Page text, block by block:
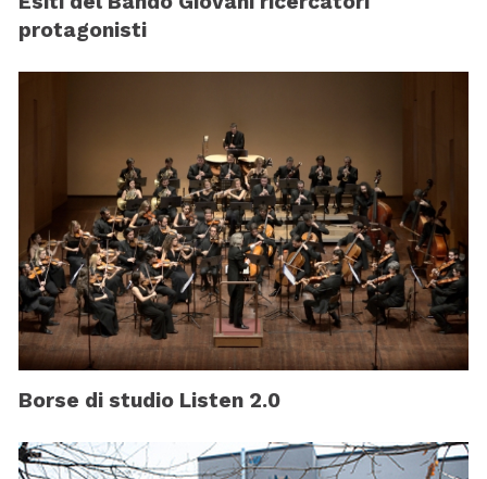
protagonisti
Borse di studio Listen 2.0